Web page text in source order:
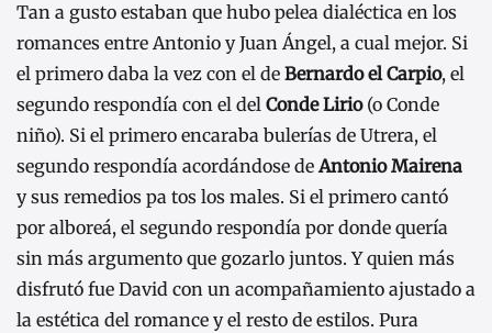
Tan a gusto estaban que hubo pelea dialéctica en los
romances entre Antonio y Juan Ángel, a cual mejor. Si
el primero daba la vez con el de Bernardo el Carpio, el
segundo respondía con el del Conde Lirio(o Conde
niño). Si el primero encaraba bulerías de Utrera, el
segundo respondía acordándose deAntonio Mairena
y sus remedios pa tos los males. Si el primero cantó
por alboreá, el segundo respondía por donde quería
sin más argumento que gozarlo juntos. Y quien más
disfrutó fue David con un acompañamiento ajustado a
la estética del romance y el resto de estilos. Pura